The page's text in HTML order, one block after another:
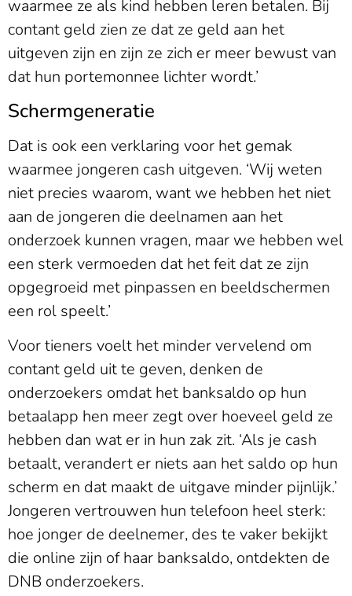
waarmee ze als kind hebben leren betalen. Bij
contant geld zien ze dat ze geld aan het
uitgeven zijn en zijn ze zich er meer bewust van
dat hun portemonnee lichter wordt.’
Schermgeneratie
Dat is ook een verklaring voor het gemak
waarmee jongeren cash uitgeven. ‘Wij weten
niet precies waarom, want we hebben het niet
aan de jongeren die deelnamen aan het
onderzoek kunnen vragen, maar we hebben wel
een sterk vermoeden dat het feit dat ze zijn
opgegroeid met pinpassen en beeldschermen
een rol speelt.’
Voor tieners voelt het minder vervelend om
contant geld uit te geven, denken de
onderzoekers omdat het banksaldo op hun
betaalapp hen meer zegt over hoeveel geld ze
hebben dan wat er in hun zak zit. ‘Als je cash
betaalt, verandert er niets aan het saldo op hun
scherm en dat maakt de uitgave minder pijnlijk.’
Jongeren vertrouwen hun telefoon heel sterk:
hoe jonger de deelnemer, des te vaker bekijkt
die online zijn of haar banksaldo, ontdekten de
DNB onderzoekers.